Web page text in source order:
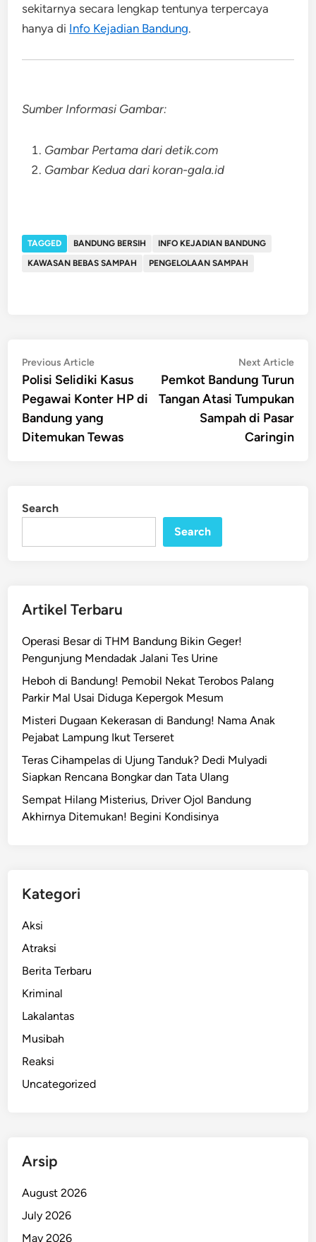
sekitarnya secara lengkap tentunya terpercaya
hanya di Info Kejadian Bandung.
Sumber Informasi Gambar:
Gambar Pertama dari detik.com
Gambar Kedua dari koran-gala.id
TAGGED BANDUNG BERSIH
INFO KEJADIAN BANDUNG
KAWASAN BEBAS SAMPAH
PENGELOLAAN SAMPAH
Post
navigation
Previous ArticlePrevious
article:
Polisi Selidiki Kasus
Pegawai Konter HP di
Bandung yang
Ditemukan Tewas
Next Article
Pemkot Bandung Turun
Tangan Atasi Tumpukan
Sampah di Pasar
Caringin
Search
Search
Artikel Terbaru
Operasi Besar di THM Bandung Bikin Geger!
Pengunjung Mendadak Jalani Tes Urine
Heboh di Bandung! Pemobil Nekat Terobos Palang
Parkir Mal Usai Diduga Kepergok Mesum
Misteri Dugaan Kekerasan di Bandung! Nama Anak
Pejabat Lampung Ikut Terseret
Teras Cihampelas di Ujung Tanduk? Dedi Mulyadi
Siapkan Rencana Bongkar dan Tata Ulang
Sempat Hilang Misterius, Driver Ojol Bandung
Akhirnya Ditemukan! Begini Kondisinya
Kategori
Aksi
Atraksi
Berita Terbaru
Kriminal
Lakalantas
Musibah
Reaksi
Uncategorized
Arsip
August 2026
July 2026
May 2026